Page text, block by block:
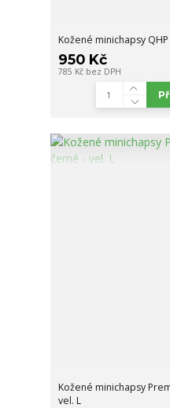
Kožené minichapsy
950 Kč
785 Kč bez DPH
Kožené minichapsy
vel. L